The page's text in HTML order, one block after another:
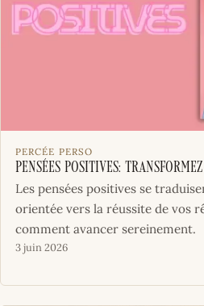
PERCÉE PERSO
Pensées positives:
Les pensées positives se
orientée vers la réussite de vos
comment avancer sereinement.
3 juin 2026